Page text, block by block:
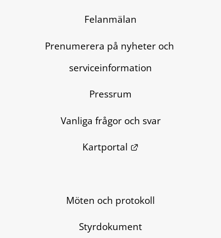
Felanmälan
Prenumerera på nyheter och
serviceinformation
Pressrum
Vanliga frågor och svar
Kartportal
Länk till annan
Möten och protokoll
Styrdokument